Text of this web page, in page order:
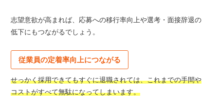
志望意欲が高まれば、応募への移行率向上や選考・面接辞退の
低下にもつながるでしょう。
従業員の定着率向上につながる
せっかく採用できてもすぐに退職されては、これまでの手間や
コストがすべて無駄になってしまいます。